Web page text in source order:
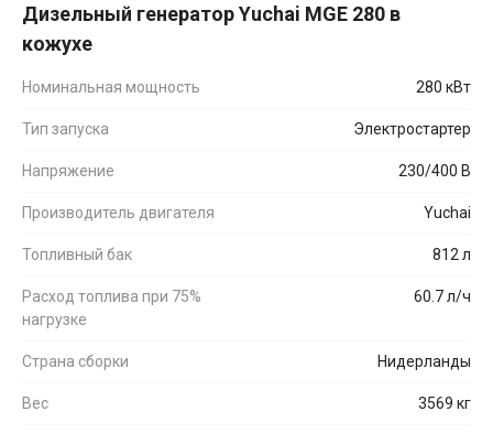
Дизельный генератор Yuchai MGE 280 в
кожухе
Номинальная мощность 280 кВт
Тип запуска Электростартер
Напряжение 230/400 В
Производитель двигателя Yuchai
Топливный бак 812 л
Расход топлива при 75%
нагрузке
60.7 л/ч
Страна сборки Нидерланды
Вес 3569 кг